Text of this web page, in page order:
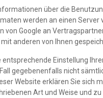
über die
werden an einen Server
Google an
anderen von Ihnen
Einstellung
gegebenenfalls nicht
Website erklären Sie sich
Art und Weise und